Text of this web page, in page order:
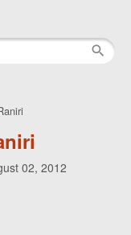
02, 2012